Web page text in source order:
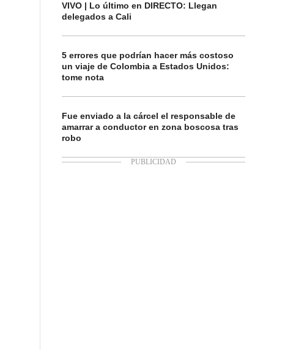
VIVO | Lo último en DIRECTO: Llegan
delegados a Cali
5 errores que podrían hacer más costoso
un viaje de Colombia a Estados Unidos:
tome nota
Fue enviado a la cárcel el responsable de
amarrar a conductor en zona boscosa tras
robo